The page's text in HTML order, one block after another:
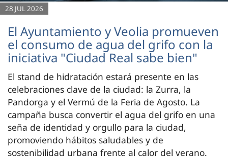
28 JUL 2026
El Ayuntamiento y Veolia promueven
el consumo de agua del grifo con la
iniciativa "Ciudad Real sabe bien"
El stand de hidratación estará presente en las
celebraciones clave de la ciudad: la Zurra, la
Pandorga y el Vermú de la Feria de Agosto. La
campaña busca convertir el agua del grifo en una
seña de identidad y orgullo para la ciudad,
promoviendo hábitos saludables y de
sostenibilidad urbana frente al calor del verano.